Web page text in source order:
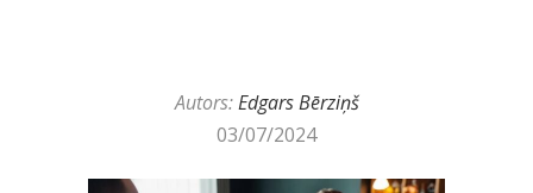
Autors:Edgars Bērziņš
03/07/2024